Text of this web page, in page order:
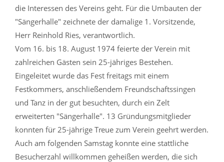
die Interessen des Vereins geht. Für die Umbauten der
"Sängerhalle" zeichnete der damalige 1. Vorsitzende,
Herr Reinhold Ries, verantwortlich.
Vom 16. bis 18. August 1974 feierte der Verein mit
zahlreichen Gästen sein 25-jähriges Bestehen.
Eingeleitet wurde das Fest freitags mit einem
Festkommers, anschließendem Freundschaftssingen
und Tanz in der gut besuchten, durch ein Zelt
erweiterten "Sängerhalle". 13 Gründungsmitglieder
konnten für 25-jährige Treue zum Verein geehrt werden.
Auch am folgenden Samstag konnte eine stattliche
Besucherzahl willkommen geheißen werden, die sich